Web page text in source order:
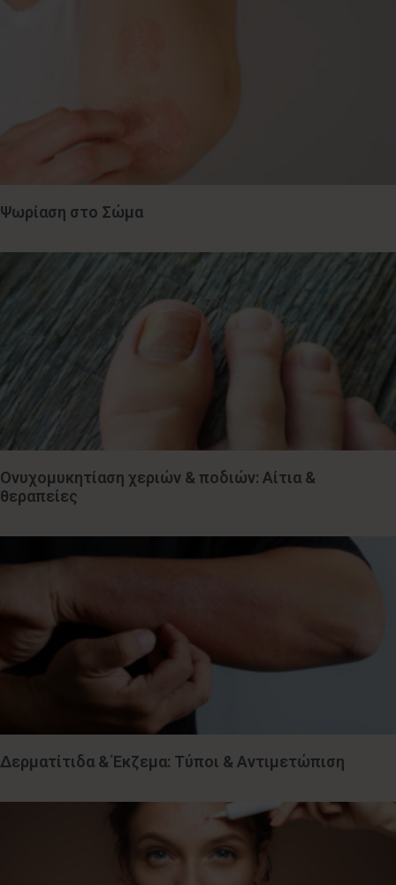
Ψωρίαση στο Σώμα
Ονυχομυκητίαση χεριών & ποδιών: Αίτια &
θεραπείες
Δερματίτιδα & Έκζεμα: Τύποι & Αντιμετώπιση